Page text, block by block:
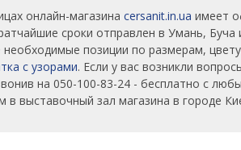
онлайн-магазина cersanit.in.ua имеет
сроки отправлен в Умань,
позиции по размерам,
с узорами. Если у вас возникли
на 050-100-83-24 - бесплатно с
в выставочный зал магазина в городе